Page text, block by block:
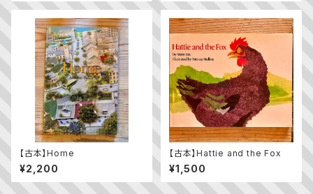
【古本】Home
¥2,200
【古本】Hattie and the Fox
¥1,500